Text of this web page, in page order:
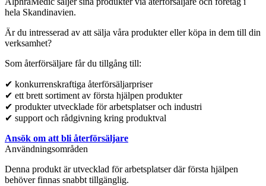
hela Skandinavien.
Är du intresserad av att sälja våra produkter eller köpa in dem till din
verksamhet?
Som återförsäljare får du tillgång till:
✔ konkurrenskraftiga återförsäljarpriser
✔ ett brett sortiment av första hjälpen produkter
✔ produkter utvecklade för arbetsplatser och industri
✔ support och rådgivning kring produktval
Ansök om att bli återförsäljare
Användningsområden
Denna produkt är utvecklad för arbetsplatser där första hjälpen
behöver finnas snabbt tillgänglig.